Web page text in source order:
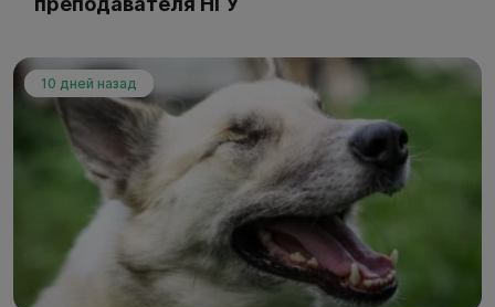
10 дней назад